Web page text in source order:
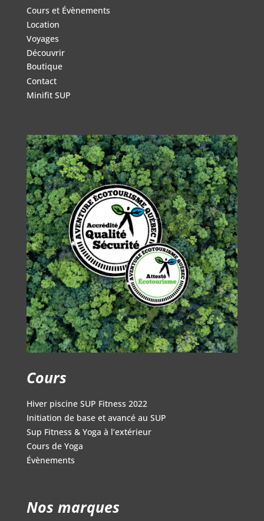
Cours et Évènements
Location
Voyages
Découvrir
Boutique
Contact
Minifit SUP
Cours
Hiver piscine SUP Fitness 2022
Initiation de base et avancé au SUP
Sup Fitness & Yoga à l’extérieur
Cours de Yoga
Évènements
Nos marques